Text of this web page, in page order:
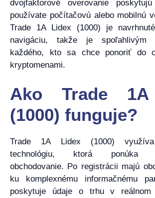
dvojfaktorové overovanie
používate počítačovú alebo mobilnú
Trade 1A Lidex (1000) je
navigáciu, takže je spoľahlivým
každého, kto sa chce ponoriť do
kryptomenami.
Ako Trade
(1000) funguje?
Trade 1A Lidex (1000) využíva
technológiu, ktorá ponúka
obchodovanie. Po registrácii majú
ku komplexnému informačnému
poskytuje údaje o trhu v reálnom